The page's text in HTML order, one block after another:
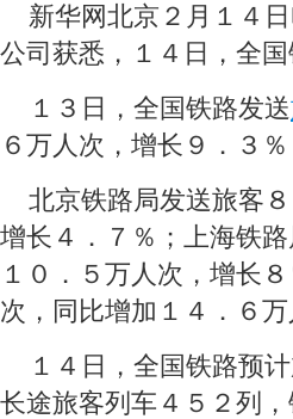
新华网北京２月１４
公司获悉，１４日，全
１３日，全国铁路发送
６万人次，增长９．３％
北京铁路局发送旅客
增长４．７％；上海铁
１０．５万人次，增长
次，同比增加１４．６万
１４日，全国铁路预
长途旅客列车４５２列